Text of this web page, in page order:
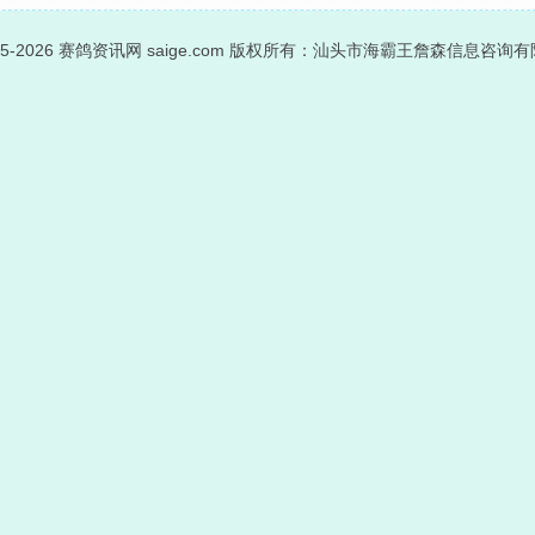
2026 赛鸽资讯网 saige.com 版权所有：汕头市海霸王詹森信息咨询有